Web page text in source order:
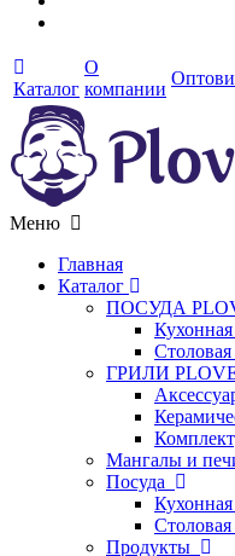
Каталог
О
компании
Меню
Главная
Каталог
ПОСУДА
Кухонная
Столовая
ГРИЛИ
Мангалы и
Посуда
Кухонная
Столовая
Продукты